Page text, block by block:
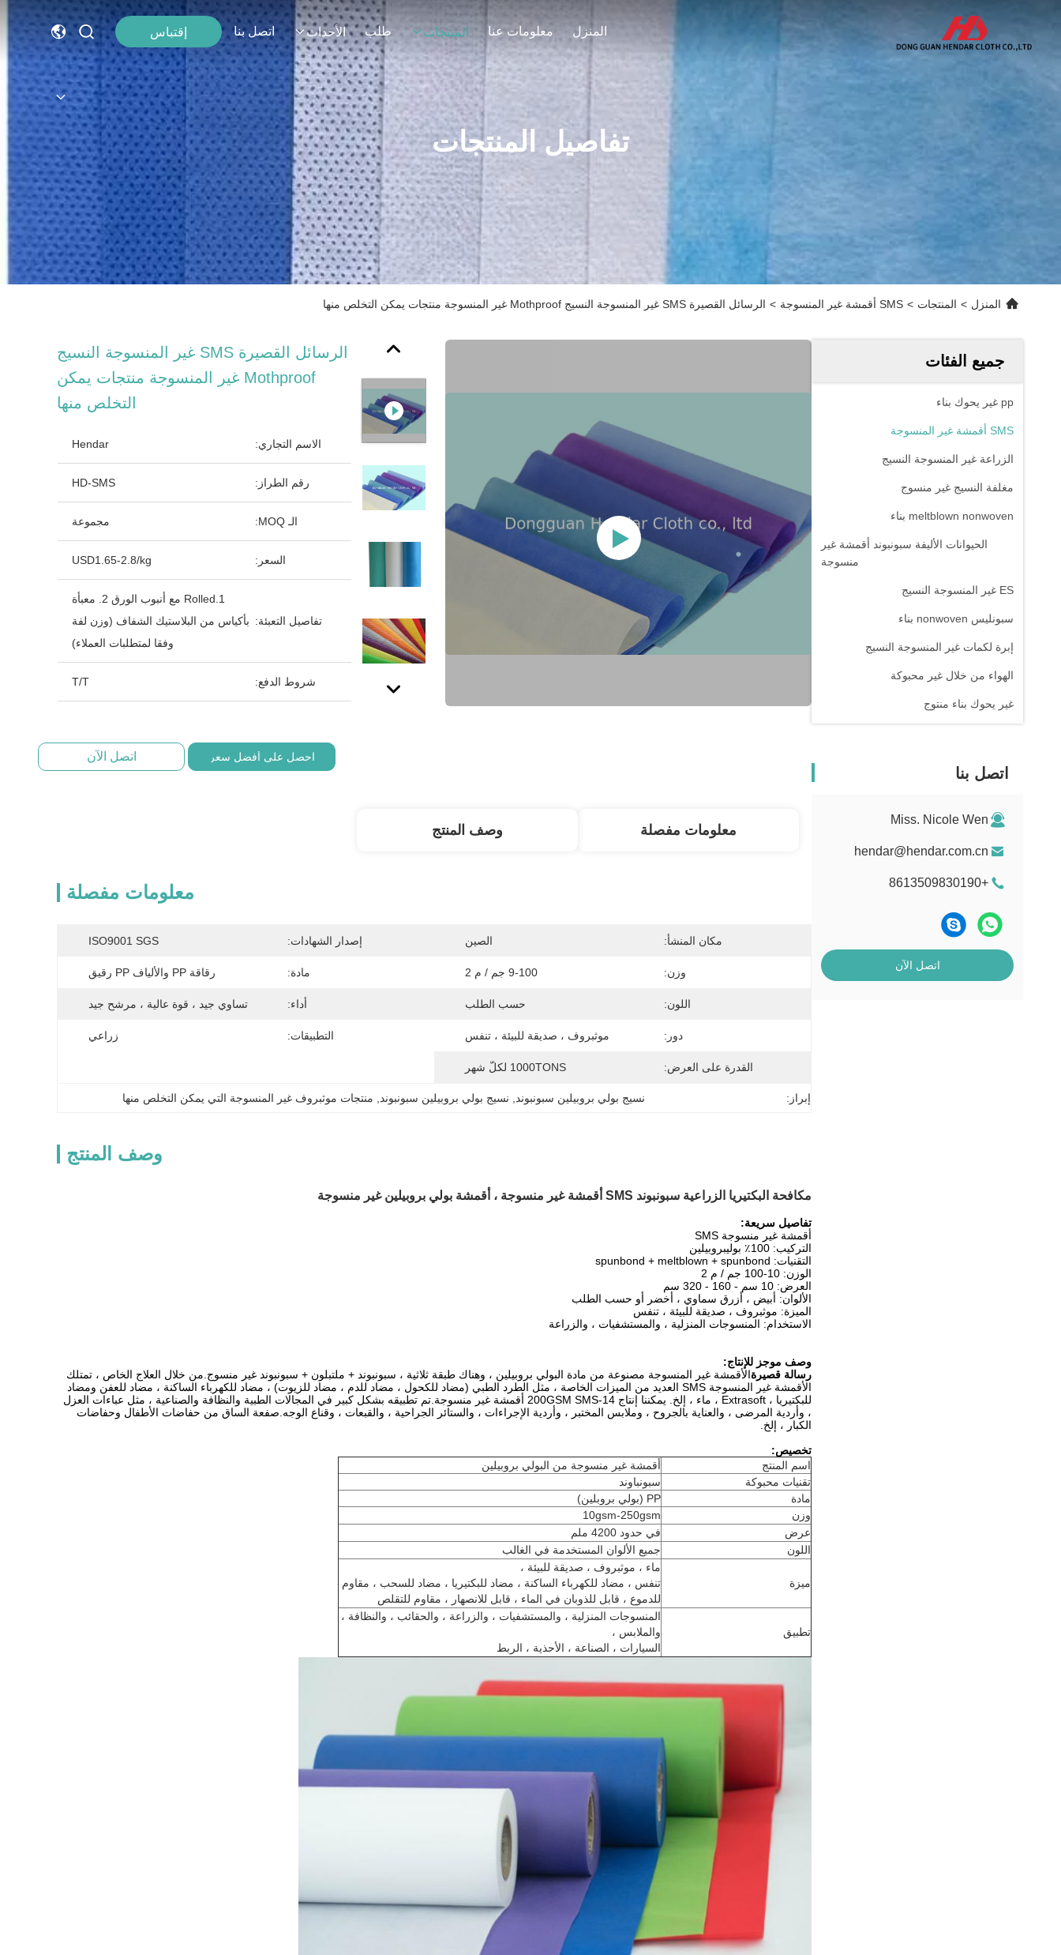
المنزل معلومات عنا المنتجات طلب الأحداث اتصل بنا إقتباس
تفاصيل المنتجات
المنزل > المنتجات > SMS أقمشة غير المنسوجة > الرسائل القصيرة SMS غير المنسوجة النسيج Mothproof غير المنسوجة منتجات يمكن التخلص منها
جميع الفئات
pp غير يحوك بناء
SMS أقمشة غير المنسوجة
الزراعة غير المنسوجة النسيج
مغلفة النسيج غير منسوج
meltblown nonwoven بناء
الحيوانات الأليفة سبونبوند أقمشة غير
منسوجة
ES غير المنسوجة النسيج
سبونليس nonwoven بناء
إبرة لكمات غير المنسوجة النسيج
الهواء من خلال غير محبوكة
غير يحوك بناء منتوج
اتصل بنا
Miss. Nicole Wen
hendar@hendar.com.cn
+8613509830190
اتصل الآن
الرسائل القصيرة SMS غير المنسوجة النسيج
Mothproof غير المنسوجة منتجات يمكن
التخلص منها
الاسم التجاري: Hendar
رقم الطراز: HD-SMS
الـ MOQ: مجموعة
السعر: USD1.65-2.8/kg
تفاصيل التعبئة:
1.Rolled مع أنبوب الورق 2. معبأة
بأكياس من البلاستيك الشفاف (وزن لفة
وفقا لمتطلبات العملاء)
شروط الدفع: T/T
احصل على أفضل سعر اتصل الآن
معلومات مفصلة وصف المنتج
معلومات مفصلة
مكان المنشأ: الصين إصدار الشهادات: ISO9001 SGS
وزن: 9-100 جم / م 2 مادة: رقاقة PP والألياف PP رقيق
اللون: حسب الطلب أداء: تساوي جيد ، قوة عالية ، مرشح جيد
دور: موثبروف ، صديقة للبيئة ، تنفس التطبيقات: زراعي
القدرة على العرض: 1000TONS لكلّ شهر
إبراز: نسيج بولي بروبيلين سبونبوند نسيج بولي بروبيلين سبونبوند منتجات موثبروف غير المنسوجة التي يمكن التخلص منها
وصف المنتج
مكافحة البكتيريا الزراعية سبونبوند SMS أقمشة غير منسوجة ، أقمشة بولي بروبيلين غير منسوجة
تفاصيل سريعة:
أقمشة غير منسوجة SMS
التركيب: 100٪ بوليبروبيلين
التقنيات: spunbond + meltblown + spunbond
الوزن: 10-100 جم / م 2
العرض: 10 سم - 160 - 320 سم
الألوان: أبيض ، أزرق سماوي ، أخضر أو ​​حسب الطلب
الميزة: موثبروف ، صديقة للبيئة ، تنفس
الاستخدام: المنسوجات المنزلية ، والمستشفيات ، والزراعة
وصف موجز للإنتاج:
رسالة قصيرةالأقمشة غير المنسوجة مصنوعة من مادة البولي بروبيلين ، وهناك طبقة ثلاثية ، سبونبوند + ملتبلون + سبونبوند غير منسوج.من خلال العلاج الخاص ، تمتلك
الأقمشة غير المنسوجة SMS العديد من الميزات الخاصة ، مثل الطرد الطبي (مضاد للكحول ، مضاد للدم ، مضاد للزيوت) ، مضاد للكهرباء الساكنة ، مضاد للعفن ومضاد
للبكتيريا ، Extrasoft ، ماء ، إلخ. يمكننا إنتاج 14-200GSM SMS أقمشة غير منسوجة.تم تطبيقه بشكل كبير في المجالات الطبية والنظافة والصناعية ، مثل عباءات العزل
، وأردية المرضى ، والعناية بالجروح ، وملابس المختبر ، وأردية الإجراءات ، والستائر الجراحية ، والقبعات ، وقناع الوجه.صفعة الساق من حفاضات الأطفال وحفاضات
الكبار ، إلخ.
تخصيص:
اسم المنتج
أقمشة غير منسوجة من البولي بروبيلين
تقنيات محبوكة
سبونباوند
مادة
PP (بولي بروبلين)
وزن
10gsm-250gsm
عرض
في حدود 4200 ملم
اللون
جميع الألوان المستخدمة في الغالب
ميزة
ماء ، موثبروف ، صديقة للبيئة ،
تنفس ، مضاد للكهرباء الساكنة ، مضاد للبكتيريا ، مضاد للسحب ، مقاوم
للدموع ، قابل للذوبان في الماء ، قابل للانصهار ، مقاوم للتقلص
تطبيق
المنسوجات المنزلية ، والمستشفيات ، والزراعة ، والحقائب ، والنظافة ،
والملابس ،
السيارات ، الصناعة ، الأحذية ، الربط